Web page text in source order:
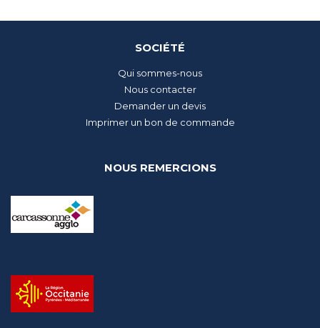
SOCIÉTÉ
Qui sommes-nous
Nous contacter
Demander un devis
Imprimer un bon de commande
NOUS REMERCIONS